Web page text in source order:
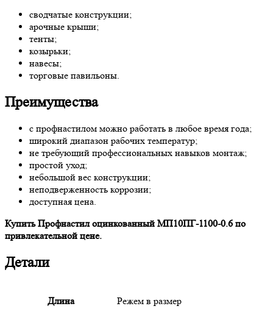
сводчатые конструкции;
арочные крыши;
тенты;
козырьки;
навесы;
торговые павильоны.
Преимущества
с профнастилом можно работать в любое время года;
широкий диапазон рабочих температур;
не требующий профессиональных навыков монтаж;
простой уход;
небольшой вес конструкции;
неподверженность коррозии;
доступная цена.
Купить Профнастил оцинкованный МП10ПГ-1100-0.6 по
привлекательной цене.
Детали
Длина Режем в размер